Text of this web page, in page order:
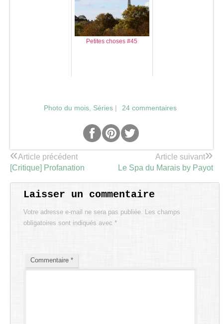
Petites choses #45
Photo du mois, Séries| 24 commentaires
«Article précédent
[Critique] Profanation
Article suivant»
Le Spa du Marais by Payot
Laisser un commentaire
Votre adresse e-mail ne sera pas publiée. Les champs
obligatoires sont indiqués avec *
Commentaire *